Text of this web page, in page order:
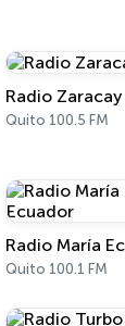
Radio Zaracay
Quito 100.5 FM
Quito 100.1 FM